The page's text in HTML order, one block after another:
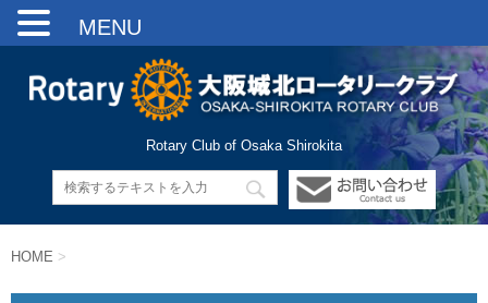
Rotary Club of Osaka Shirokita
HOME >
MENU